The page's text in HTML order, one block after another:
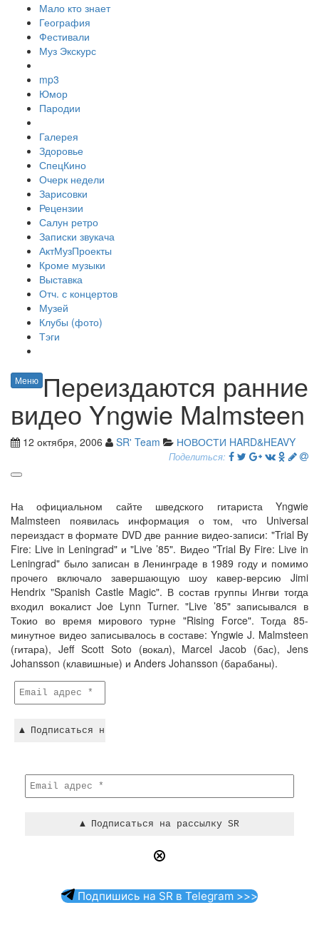
Мало кто знает
География
Фестивали
Муз Экскурс
mp3
Юмор
Пародии
Галерея
Здоровье
СпецКино
Очерк недели
Зарисовки
Рецензии
Салун ретро
Записки звукача
АктМузПроекты
Кроме музыки
Выставка
Отч. с концертов
Музей
Клубы (фото)
Тэги
Меню Переиздаются ранние
видео Yngwie Malmsteen
12 октября, 2006 SR' Team НОВОСТИ HARD&HEAVY
Поделиться:
На официальном сайте шведского гитариста Yngwie
Malmsteen появилась информация о том, что Universal
переиздаст в формате DVD две ранние видео-записи: "Trial By
Fire: Live in Leningrad" и "Live ’85". Видео "Trial By Fire: Live in
Leningrad" было записан в Ленинграде в 1989 году и помимо
прочего включало завершающую шоу кавер-версию Jimi
Hendrix "Spanish Castle Magic". В состав группы Ингви тогда
входил вокалист Joe Lynn Turner. "Live ’85" записывался в
Токио во время мирового турне "Rising Force". Тогда 85-
минутное видео записывалось в составе: Yngwie J. Malmsteen
(гитара), Jeff Scott Soto (вокал), Marcel Jacob (бас), Jens
Johansson (клавишные) и Anders Johansson (барабаны).
Подпишись на SR в Telegram >>>